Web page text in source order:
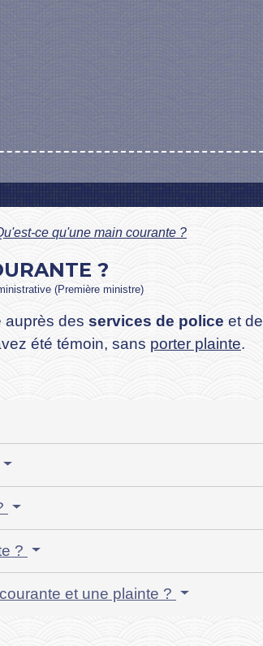
ce qu'une main courante ?
?
(Première ministre)
auprès des services de police et de
été témoin, sans porter plainte.
?
et une plainte ?